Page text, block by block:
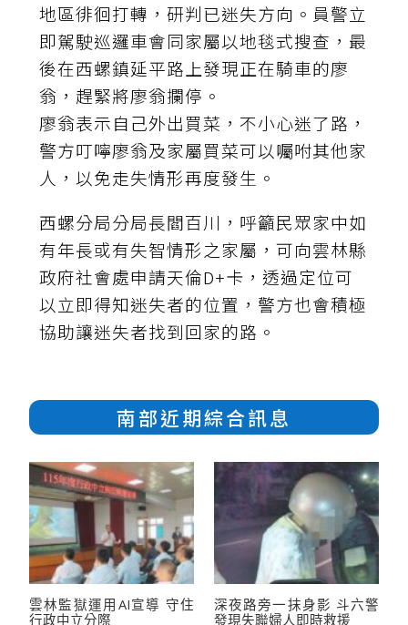
地區徘徊打轉，研判已迷失方向。員警立
即駕駛巡邏車會同家屬以地毯式搜查，最
後在西螺鎮延平路上發現正在騎車的廖
翁，趕緊將廖翁攔停。
廖翁表示自己外出買菜，不小心迷了路，
警方叮嚀廖翁及家屬買菜可以囑咐其他家
人，以免走失情形再度發生。
西螺分局分局長閻百川，呼籲民眾家中如
有年長或有失智情形之家屬，可向雲林縣
政府社會處申請天倫D+卡，透過定位可
以立即得知迷失者的位置，警方也會積極
協助讓迷失者找到回家的路。
南部近期綜合訊息
雲林監獄運用AI宣導 守住
行政中立分際
深夜路旁一抹身影 斗六警
發現失聯婦人即時救援